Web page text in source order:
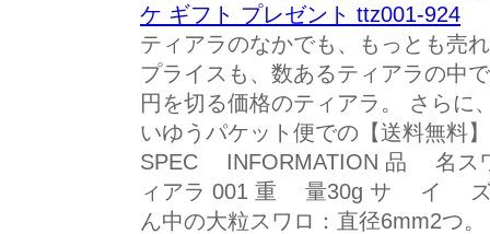
ケ ギフト プレゼント ttz001-924
ティアラのなかでも、もっとも売
プライスも、数あるティアラの中
円を切る価格のティアラ。 さらに
いゆうパケット便での【送料無
SPEC INFORMATION 品 名ス
ィアラ 001 重 量30g サ イ ズ■
ん中の大粒スワロ：直径6mm2つ